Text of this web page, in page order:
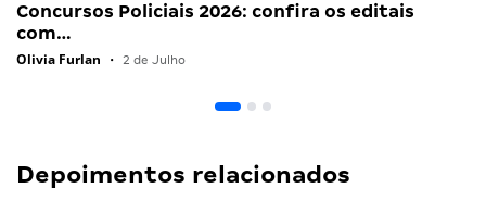
Concursos Policiais 2026: confira os editais
com…
Olivia Furlan • 2 de Julho
Depoimentos relacionados